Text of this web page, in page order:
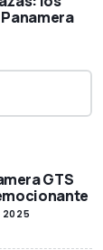
GTS
2025